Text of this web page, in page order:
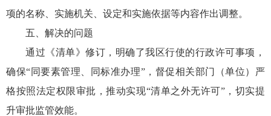
项的名称、实施机关、设定和实施依据等内容作出调整。
五、解决的问题
通过《清单》修订，明确了我区行使的行政许可事项，
确保“同要素管理、同标准办理”，督促相关部门（单位）严
格按照法定权限审批，推动实现“清单之外无许可”，切实提
升审批监管效能。